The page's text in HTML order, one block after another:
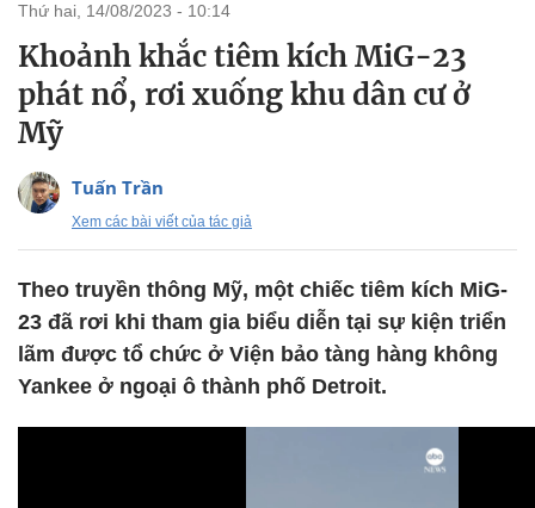
thứ hai, 14/08/2023 - 10:14
Khoảnh khắc tiêm kích MiG-23
phát nổ, rơi xuống khu dân cư ở
Mỹ
Tuấn Trần
Xem các bài viết của tác giả
Theo truyền thông Mỹ, một chiếc tiêm kích MiG-
23 đã rơi khi tham gia biểu diễn tại sự kiện triển
lãm được tổ chức ở Viện bảo tàng hàng không
Yankee ở ngoại ô thành phố Detroit.